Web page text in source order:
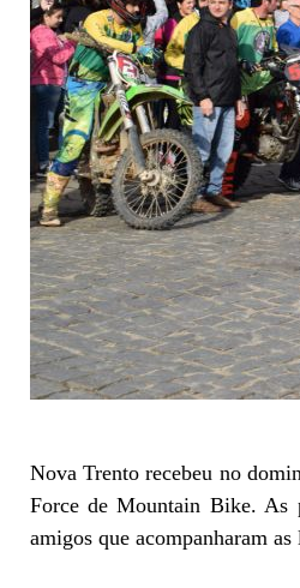
Nova Trento recebeu no
Force de Mountain Bike. As
amigos que acompanharam